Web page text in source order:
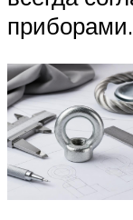
приборами.